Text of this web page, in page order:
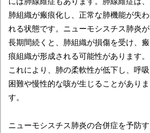
肺組織が瘢痕化し、正常な肺機能が失わ
れる状態です。ニューモシスチス肺炎が
長期間続くと、肺組織が損傷を受け、瘢
痕組織が形成される可能性があります。
これにより、肺の柔軟性が低下し、呼吸
困難や慢性的な咳が生じることがありま
す。
ニューモシスチス肺炎の合併症を予防す